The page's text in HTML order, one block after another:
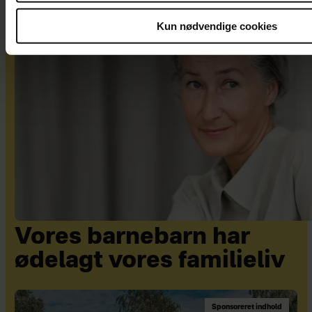
Kun nødvendige cookies
Vores barnebarn har
ødelagt vores familieliv
Sponsoreret indhold